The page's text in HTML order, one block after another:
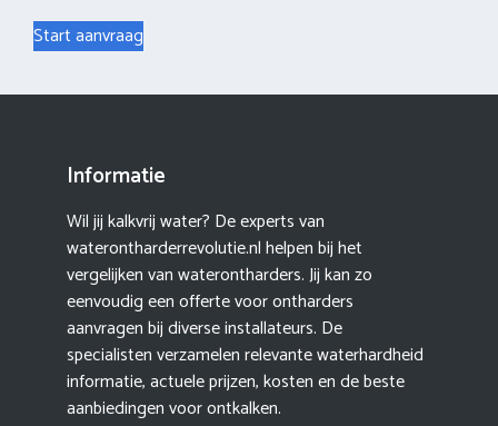
Start aanvraag
Informatie
Wil jij kalkvrij water? De experts van
waterontharderrevolutie.nl helpen bij het
vergelijken van waterontharders. Jij kan zo
eenvoudig een offerte voor ontharders
aanvragen bij diverse installateurs. De
specialisten verzamelen relevante waterhardheid
informatie, actuele prijzen, kosten en de beste
aanbiedingen voor ontkalken.